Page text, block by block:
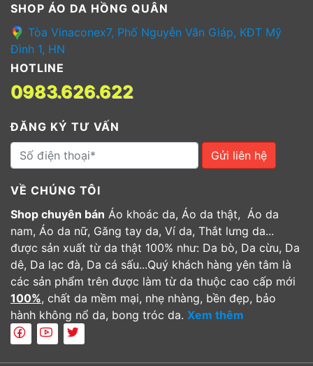
SHOP ÁO DA HỒNG QUÂN
Tòa Vinaconex7, Phố Nguyễn Văn Giáp, KĐT Mỹ
Đình 1, HN
HOTLINE
0983.626.622
ĐĂNG KÝ TƯ VẤN
Gửi liên hệ
VỀ CHÚNG TÔI
Shop chuyên bán Áo khoác da, Áo da thật, Áo da
nam, Áo da nữ, Găng tay da, Ví da, Thắt lưng da...
được sản xuất từ da thật 100% như: Da bò, Da cừu, Da
dê, Da lạc đà, Da cá sấu...Quý khách hàng yên tâm là
các sản phẩm trên được làm từ da thuộc cao cấp mới
100%, chất da mềm mại, nhẹ nhàng, bền đẹp, bảo
hành không nổ da, bong tróc da. Xem thêm